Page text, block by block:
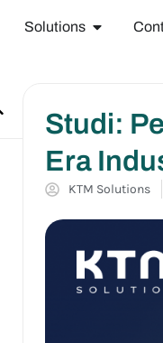
Solutions
Studi:
Era
KTM Solutions